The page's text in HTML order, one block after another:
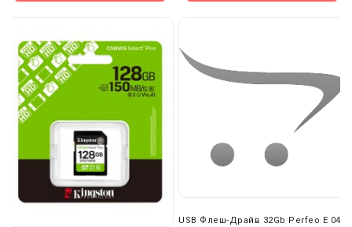
USB Флеш-Драйв 32Gb Perfeo E 04